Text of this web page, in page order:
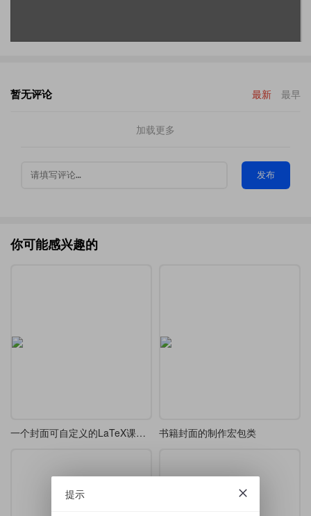
暂无评论 最新 最早
加载更多
发布
你可能感兴趣的
一个封面可自定义的LaTeX课程设计/论文/报告模板 书籍封面的制作宏包类
提示